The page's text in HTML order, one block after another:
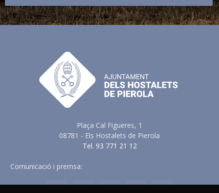
Plaça Cal Figueres, 1
08781 - Els Hostalets de Pierola
Tel. 93 771 21 12
Comunicació i premsa: